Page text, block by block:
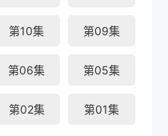
第10集 第09集
第06集 第05集
第02集 第01集